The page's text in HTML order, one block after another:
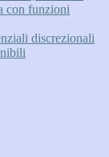
con funzioni
discrezionali